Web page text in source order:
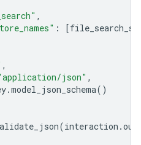
,
: [
,
json" ,
.model_json_schema()
(interaction .